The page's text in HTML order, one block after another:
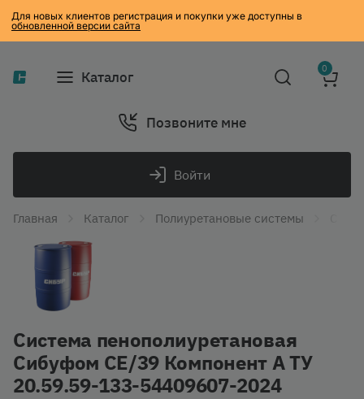
Для новых клиентов регистрация и покупки уже доступны в
обновленной версии сайта
Каталог 0
Позвоните мне
Войти
Главная Каталог Полиуретановые системы
Система пенополиуретановая
Сибуфом СЕ/39 Компонент А ТУ
20.59.59-133-54409607-2024